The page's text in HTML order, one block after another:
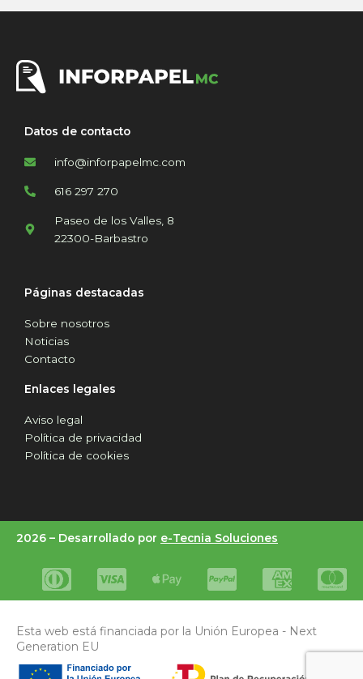
Datos de contacto
info@inforpapelmc.com
616 297 270
Paseo de los Valles, 8
22300-Barbastro
Páginas destacadas
Sobre nosotros
Noticias
Contacto
Enlaces legales
Aviso legal
Política de privacidad
Política de cookies
2026 – Desarrollado por e-Tecnia Soluciones
Esta web está financiada por la Unión Europea - Next
Generation EU